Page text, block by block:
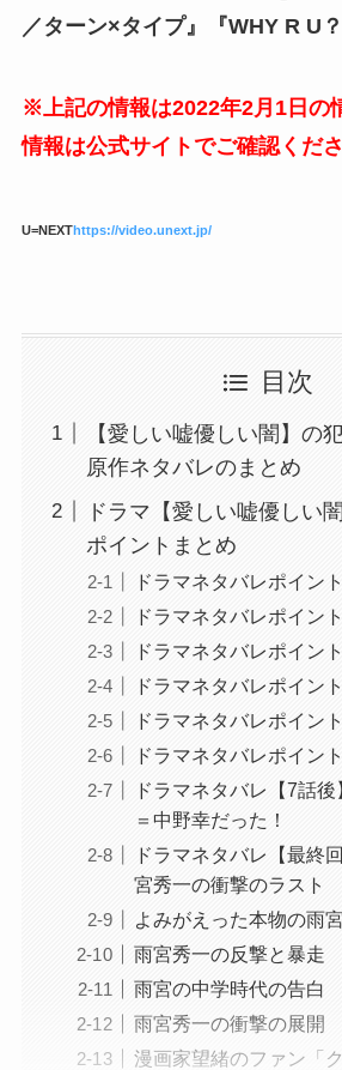
／ターン×タイプ』『WHY R U
※上記の情報は2022年2月1日の
情報は公式サイトでご確認くださ
U=NEXThttps://video.unext.jp/
目次
【愛しい嘘優しい闇】の
原作ネタバレのまとめ
ドラマ【愛しい嘘優しい
ポイントまとめ
ドラマネタバレポイン
ドラマネタバレポイン
ドラマネタバレポイン
ドラマネタバレポイン
ドラマネタバレポイン
ドラマネタバレポイン
ドラマネタバレ【7話
＝中野幸だった！
ドラマネタバレ【最終
宮秀一の衝撃のラスト
よみがえった本物の雨
雨宮秀一の反撃と暴走
雨宮の中学時代の告白
雨宮秀一の衝撃の展開
漫画家望緒のファン「